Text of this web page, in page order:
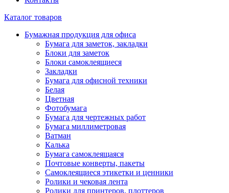
Каталог товаров
Бумажная продукция для офиса
Бумага для заметок, закладки
Блоки для заметок
Блоки самоклеящиеся
Закладки
Бумага для офисной техники
Белая
Цветная
Фотобумага
Бумага для чертежных работ
Бумага миллиметровая
Ватман
Калька
Бумага самоклеящаяся
Почтовые конверты, пакеты
Самоклеящиеся этикетки и ценники
Ролики и чековая лента
Ролики для принтеров, плоттеров